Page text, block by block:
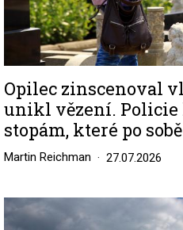
Opilec zinscenoval
unikl vězení. Policie
stopám, které po
Martin Reichman 27.07.2026
Image